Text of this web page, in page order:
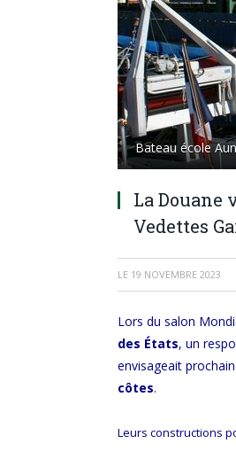
Bateau école
La Douane
Vedettes
LE 19 NOVEMBRE 2023
Lors du salon
des États, un
envisageait
côtes.
Leurs constructions